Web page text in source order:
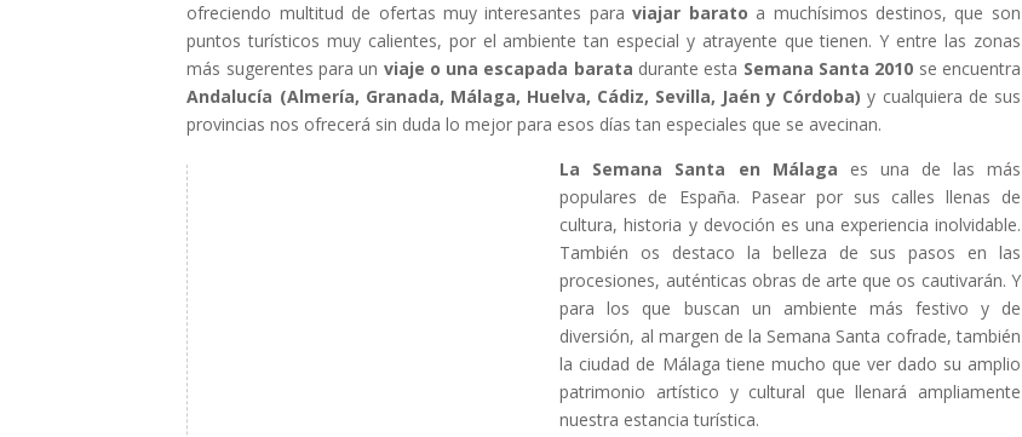
ofreciendo multitud de ofertas muy interesantes paraviajar barato a muchísimos destinos, que son
puntos turísticos muy calientes, por el ambiente tan especial y atrayente que tienen. Y entre las zonas
más sugerentes para un viaje o una escapada barata durante esta Semana Santa 2010 se encuentra
Andalucía (Almería, Granada, Málaga, Huelva, Cádiz, Sevilla, Jaén y Córdoba) y cualquiera de sus
provincias nos ofrecerá sin duda lo mejor para esos días tan especiales que se avecinan.
La Semana Santa en Málaga es una de las más
populares de España. Pasear por sus calles llenas de
cultura, historia y devoción es una experiencia inolvidable.
También os destaco la belleza de sus pasos en las
procesiones, auténticas obras de arte que os cautivarán. Y
para los que buscan un ambiente más festivo y de
diversión, al margen de la Semana Santa cofrade, también
la ciudad de Málaga tiene mucho que ver dado su amplio
patrimonio artístico y cultural que llenará ampliamente
nuestra estancia turística.